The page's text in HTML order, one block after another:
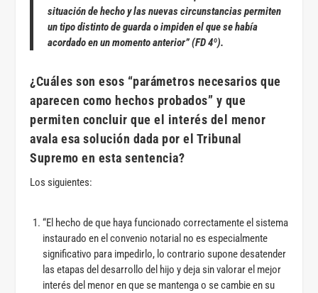
situación de hecho y las nuevas circunstancias permiten
un tipo distinto de guarda o impiden el que se había
acordado en un momento anterior” (FD 4º).
¿Cuáles son esos “parámetros necesarios que
aparecen como hechos probados” y que
permiten concluir que el interés del menor
avala esa solución dada por el Tribunal
Supremo en esta sentencia?
Los siguientes:
“El hecho de que haya funcionado correctamente el sistema
instaurado en el convenio notarial no es especialmente
significativo para impedirlo, lo contrario supone desatender
las etapas del desarrollo del hijo y deja sin valorar el mejor
interés del menor en que se mantenga o se cambie en su